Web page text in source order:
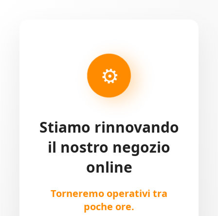
⚙
Stiamo rinnovando
il nostro negozio
online
Torneremo operativi tra
poche ore.